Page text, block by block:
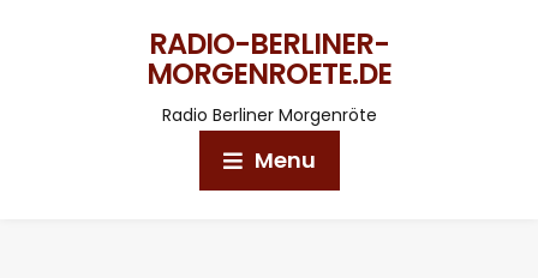
RADIO-BERLINER-
MORGENROETE.DE
Radio Berliner Morgenröte
Menu